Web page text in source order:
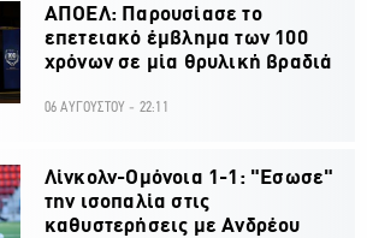
ΑΠΟΕΛ: Παρουσίασε το
επετειακό έμβλημα των 100
χρόνων σε μία θρυλική βραδιά
06 ΑΥΓΟΥΣΤΟΥ - 22:11
Λίνκολν-Ομόνοια 1-1: "Εσωσε"
την ισοπαλία στις
καθυστερήσεις με Ανδρέου